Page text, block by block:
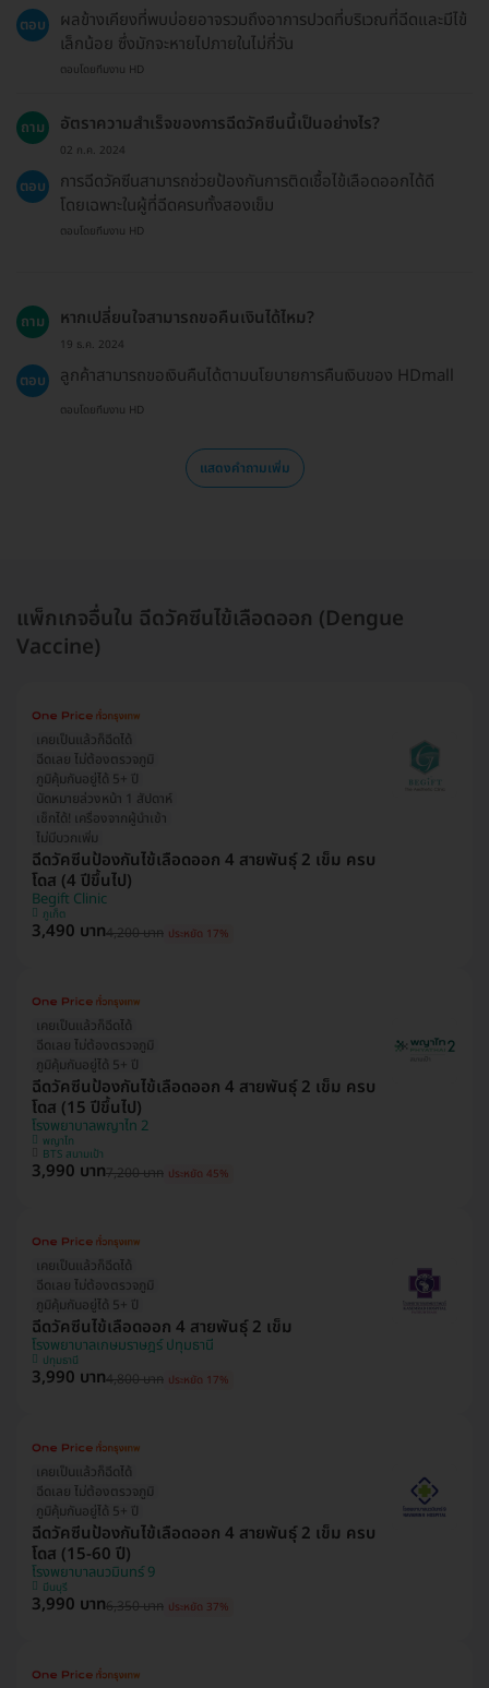
ตอบ
ผลข้างเคียงที่พบบ่อยอาจรวมถึงอาการปวดที่บริเวณที่ฉีดและมีไข้
เล็กน้อย ซึ่งมักจะหายไปภายในไม่กี่วัน
ตอบโดยทีมงาน HD
ถาม อัตราความสำเร็จของการฉีดวัคซีนนี้เป็นอย่างไร?
02 ก.ค. 2024
ตอบ
การฉีดวัคซีนสามารถช่วยป้องกันการติดเชื้อไข้เลือดออกได้ดี
โดยเฉพาะในผู้ที่ฉีดครบทั้งสองเข็ม
ตอบโดยทีมงาน HD
ถาม หากเปลี่ยนใจสามารถขอคืนเงินได้ไหม?
19 ธ.ค. 2024
ตอบ ลูกค้าสามารถขอเงินคืนได้ตามนโยบายการคืนเงินของ HDmall
ตอบโดยทีมงาน HD
แสดงคำถามเพิ่ม
แพ็กเกจอื่นใน ฉีดวัคซีนไข้เลือดออก (Dengue
Vaccine)
เคยเป็นแล้วก็ฉีดได้
ฉีดเลย ไม่ต้องตรวจภูมิ
ภูมิคุ้มกันอยู่ได้ 5+ ปี
นัดหมายล่วงหน้า 1 สัปดาห์
เช็กได้! เครื่องจากผู้นำเข้า
ไม่มีบวกเพิ่ม
ฉีดวัคซีนป้องกันไข้เลือดออก 4 สายพันธุ์ 2 เข็ม ครบ
โดส (4 ปีขึ้นไป)
Begift Clinic
ภูเก็ต
3,490 บาท4,200 บาท ประหยัด 17%
เคยเป็นแล้วก็ฉีดได้
ฉีดเลย ไม่ต้องตรวจภูมิ
ภูมิคุ้มกันอยู่ได้ 5+ ปี
ฉีดวัคซีนป้องกันไข้เลือดออก 4 สายพันธุ์ 2 เข็ม ครบ
โดส (15 ปีขึ้นไป)
โรงพยาบาลพญาไท 2
พญาไท
BTS สนามเป้า
3,990 บาท7,200 บาท ประหยัด 45%
เคยเป็นแล้วก็ฉีดได้
ฉีดเลย ไม่ต้องตรวจภูมิ
ภูมิคุ้มกันอยู่ได้ 5+ ปี
ฉีดวัคซีนไข้เลือดออก 4 สายพันธุ์ 2 เข็ม
โรงพยาบาลเกษมราษฎร์ ปทุมธานี
ปทุมธานี
3,990 บาท4,800 บาท ประหยัด 17%
เคยเป็นแล้วก็ฉีดได้
ฉีดเลย ไม่ต้องตรวจภูมิ
ภูมิคุ้มกันอยู่ได้ 5+ ปี
ฉีดวัคซีนป้องกันไข้เลือดออก 4 สายพันธุ์ 2 เข็ม ครบ
โดส (15-60 ปี)
โรงพยาบาลนวมินทร์ 9
มีนบุรี
3,990 บาท6,350 บาท ประหยัด 37%